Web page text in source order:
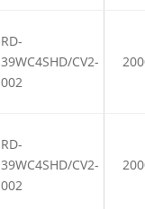
RD-
39WC4SHD/CV2-
002
RD-
39WC4SHD/CV2-
002